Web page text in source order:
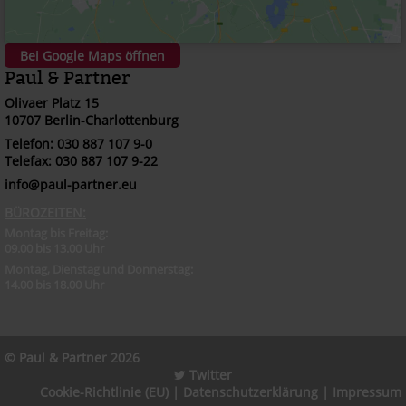
Bei Google Maps öffnen
Paul & Partner
Olivaer Platz 15
10707 Berlin-Charlottenburg
Telefon: 030 887 107 9-0
Telefax: 030 887 107 9-22
info@paul-partner.eu
© Paul & Partner 2026
Twitter
Cookie-Richtlinie (EU)
Datenschutzerklärung Impressum